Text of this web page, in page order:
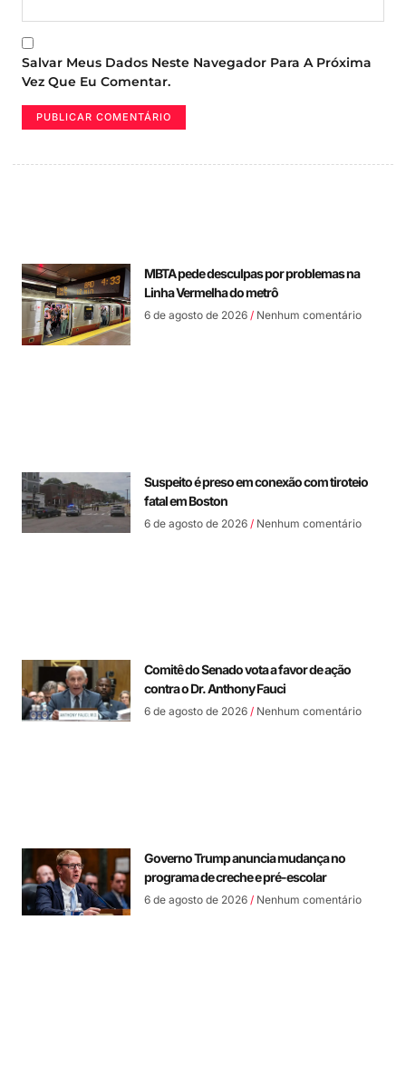
Salvar Meus Dados Neste Navegador Para A Próxima
Vez Que Eu Comentar.
MBTA pede desculpas por problemas na
Linha Vermelha do metrô
6 de agosto de 2026 Nenhum comentário
Suspeito é preso em conexão com tiroteio
fatal em Boston
6 de agosto de 2026 Nenhum comentário
Comitê do Senado vota a favor de ação
contra o Dr. Anthony Fauci
6 de agosto de 2026 Nenhum comentário
Governo Trump anuncia mudança no
programa de creche e pré-escolar
6 de agosto de 2026 Nenhum comentário